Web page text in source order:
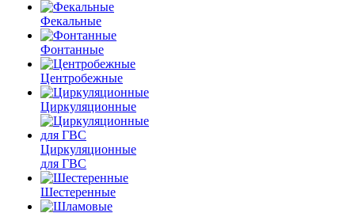
Фекальные
Фонтанные
Центробежные
Циркуляционные
Циркуляционные
для ГВС
Шестеренные